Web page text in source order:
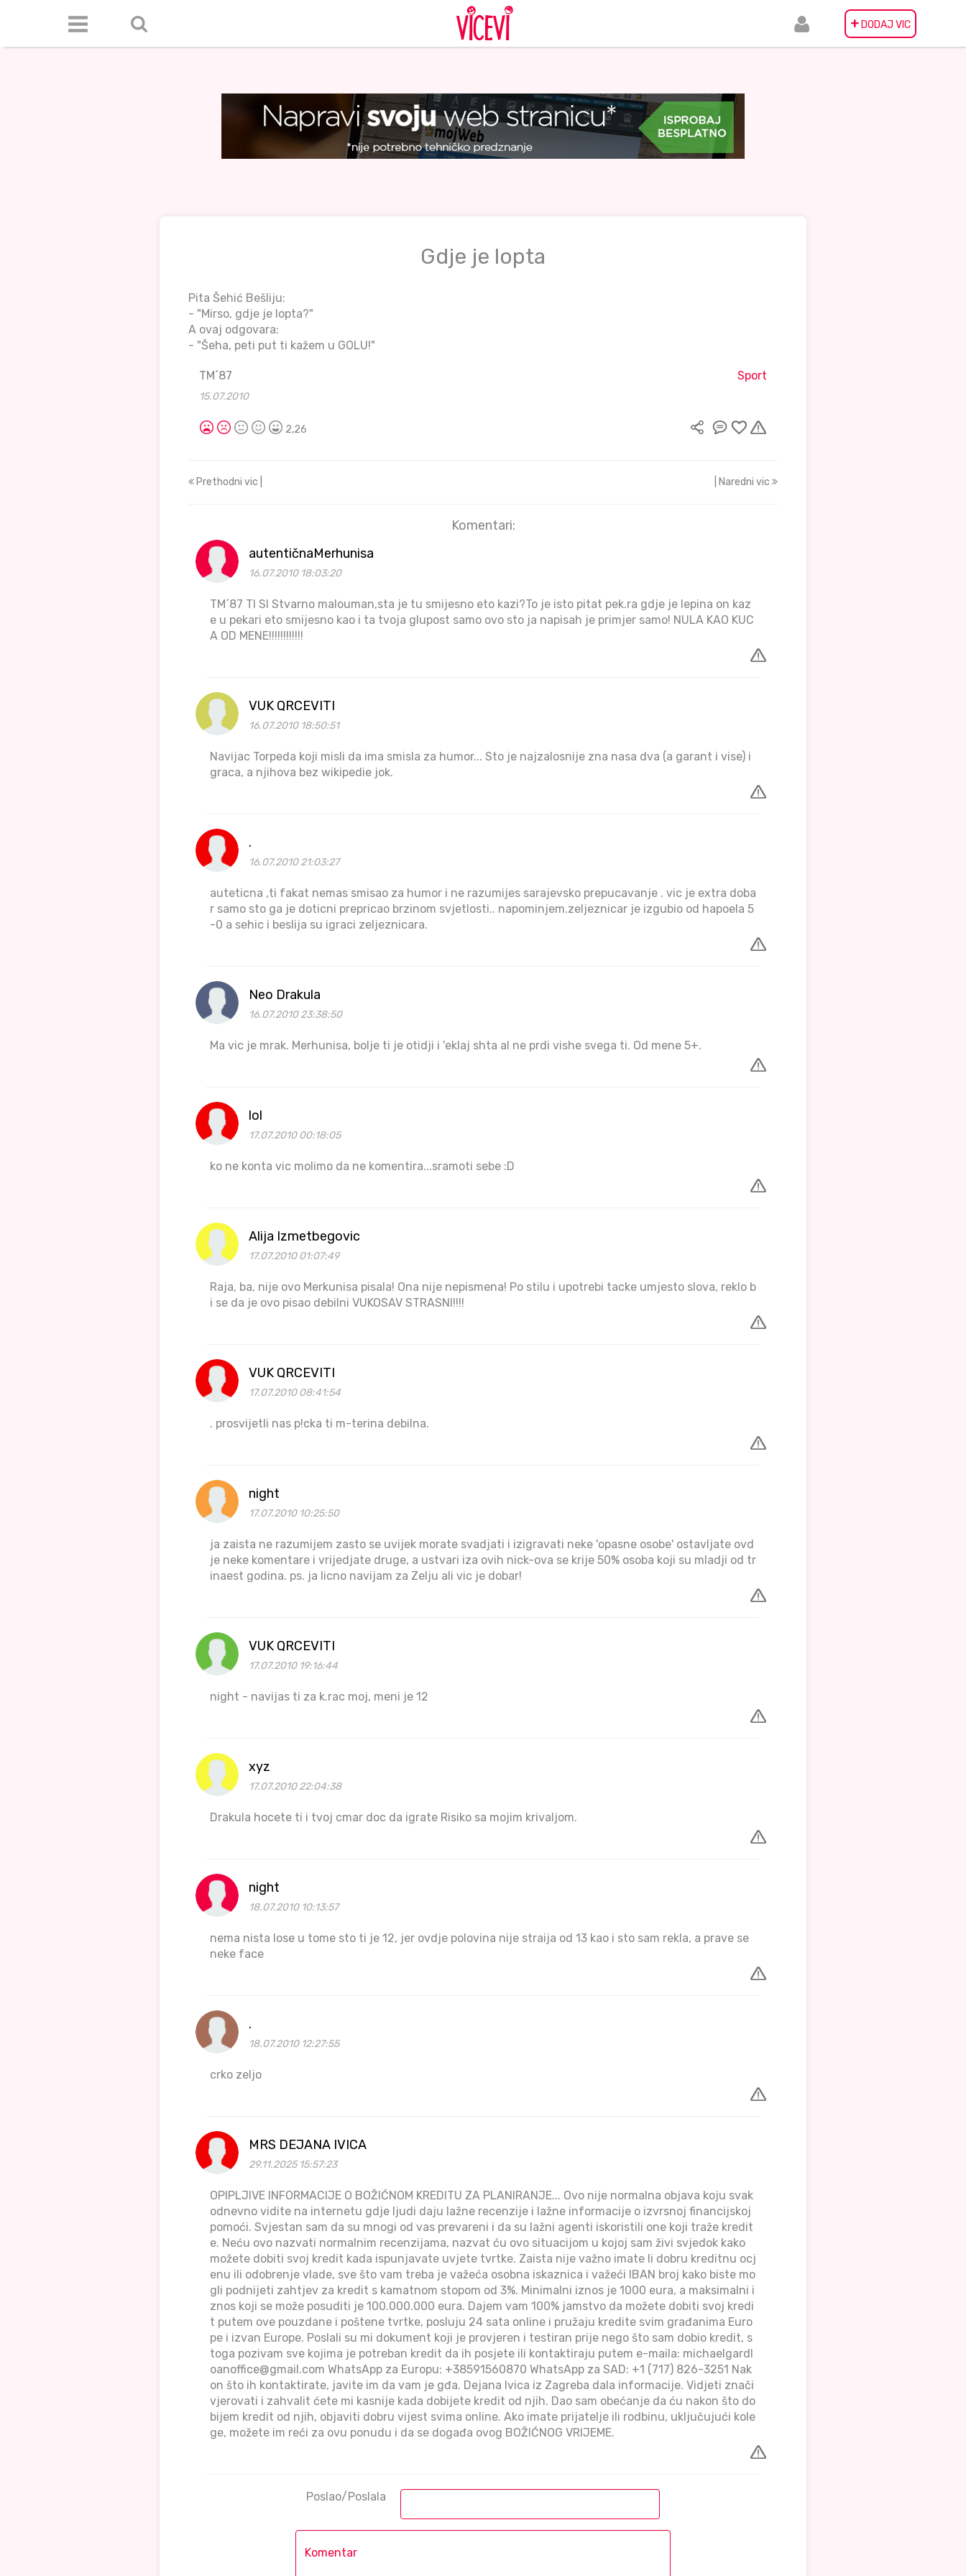
+ DODAJ VIC
Gdje je lopta
Pita Šehić Bešliju:
- "Mirso, gdje je lopta?"
A ovaj odgovara:
- "Šeha, peti put ti kažem u GOLU!"
TM´87
15.07.2010
Sport
2,26
Prethodni vic | | Naredni vic
Komentari:
autentičnaMerhunisa
16.07.2010 18:03:20
TM´87 TI SI Stvarno malouman,sta je tu smijesno eto kazi?To je isto pitat pek.ra gdje je lepina on kaz
e u pekari eto smijesno kao i ta tvoja glupost samo ovo sto ja napisah je primjer samo! NULA KAO KUC
A OD MENE!!!!!!!!!!!!
VUK QRCEVITI
16.07.2010 18:50:51
Navijac Torpeda koji misli da ima smisla za humor... Sto je najzalosnije zna nasa dva (a garant i vise) i
graca, a njihova bez wikipedie jok.
.
16.07.2010 21:03:27
auteticna ,ti fakat nemas smisao za humor i ne razumijes sarajevsko prepucavanje . vic je extra doba
r samo sto ga je doticni prepricao brzinom svjetlosti.. napominjem.zeljeznicar je izgubio od hapoela 5
-0 a sehic i beslija su igraci zeljeznicara.
Neo Drakula
16.07.2010 23:38:50
Ma vic je mrak. Merhunisa, bolje ti je otidji i 'eklaj shta al ne prdi vishe svega ti. Od mene 5+.
lol
17.07.2010 00:18:05
ko ne konta vic molimo da ne komentira...sramoti sebe :D
Alija Izmetbegovic
17.07.2010 01:07:49
Raja, ba, nije ovo Merkunisa pisala! Ona nije nepismena! Po stilu i upotrebi tacke umjesto slova, reklo b
i se da je ovo pisao debilni VUKOSAV STRASNI!!!!
VUK QRCEVITI
17.07.2010 08:41:54
. prosvijetli nas p!cka ti m-terina debilna.
night
17.07.2010 10:25:50
ja zaista ne razumijem zasto se uvijek morate svadjati i izigravati neke 'opasne osobe' ostavljate ovd
je neke komentare i vrijedjate druge, a ustvari iza ovih nick-ova se krije 50% osoba koji su mladji od tr
inaest godina. ps. ja licno navijam za Zelju ali vic je dobar!
VUK QRCEVITI
17.07.2010 19:16:44
night - navijas ti za k.rac moj, meni je 12
xyz
17.07.2010 22:04:38
Drakula hocete ti i tvoj cmar doc da igrate Risiko sa mojim krivaljom.
night
18.07.2010 10:13:57
nema nista lose u tome sto ti je 12, jer ovdje polovina nije straija od 13 kao i sto sam rekla, a prave se
neke face
.
18.07.2010 12:27:55
crko zeljo
MRS DEJANA IVICA
29.11.2025 15:57:23
OPIPLJIVE INFORMACIJE O BOŽIĆNOM KREDITU ZA PLANIRANJE... Ovo nije normalna objava koju svak
odnevno vidite na internetu gdje ljudi daju lažne recenzije i lažne informacije o izvrsnoj financijskoj
pomoći. Svjestan sam da su mnogi od vas prevareni i da su lažni agenti iskoristili one koji traže kredit
e. Neću ovo nazvati normalnim recenzijama, nazvat ću ovo situacijom u kojoj sam živi svjedok kako
možete dobiti svoj kredit kada ispunjavate uvjete tvrtke. Zaista nije važno imate li dobru kreditnu ocj
enu ili odobrenje vlade, sve što vam treba je važeća osobna iskaznica i važeći IBAN broj kako biste mo
gli podnijeti zahtjev za kredit s kamatnom stopom od 3%. Minimalni iznos je 1000 eura, a maksimalni i
znos koji se može posuditi je 100.000.000 eura. Dajem vam 100% jamstvo da možete dobiti svoj kredi
t putem ove pouzdane i poštene tvrtke, posluju 24 sata online i pružaju kredite svim građanima Euro
pe i izvan Europe. Poslali su mi dokument koji je provjeren i testiran prije nego što sam dobio kredit, s
toga pozivam sve kojima je potreban kredit da ih posjete ili kontaktiraju putem e-maila: michaelgardl
oanoffice@gmail.com WhatsApp za Europu: +38591560870 WhatsApp za SAD: +1 (717) 826-3251 Nak
on što ih kontaktirate, javite im da vam je gđa. Dejana Ivica iz Zagreba dala informacije. Vidjeti znači
vjerovati i zahvalit ćete mi kasnije kada dobijete kredit od njih. Dao sam obećanje da ću nakon što do
bijem kredit od njih, objaviti dobru vijest svima online. Ako imate prijatelje ili rodbinu, uključujući kole
ge, možete im reći za ovu ponudu i da se događa ovog BOŽIĆNOG VRIJEME.
Poslao/Poslala